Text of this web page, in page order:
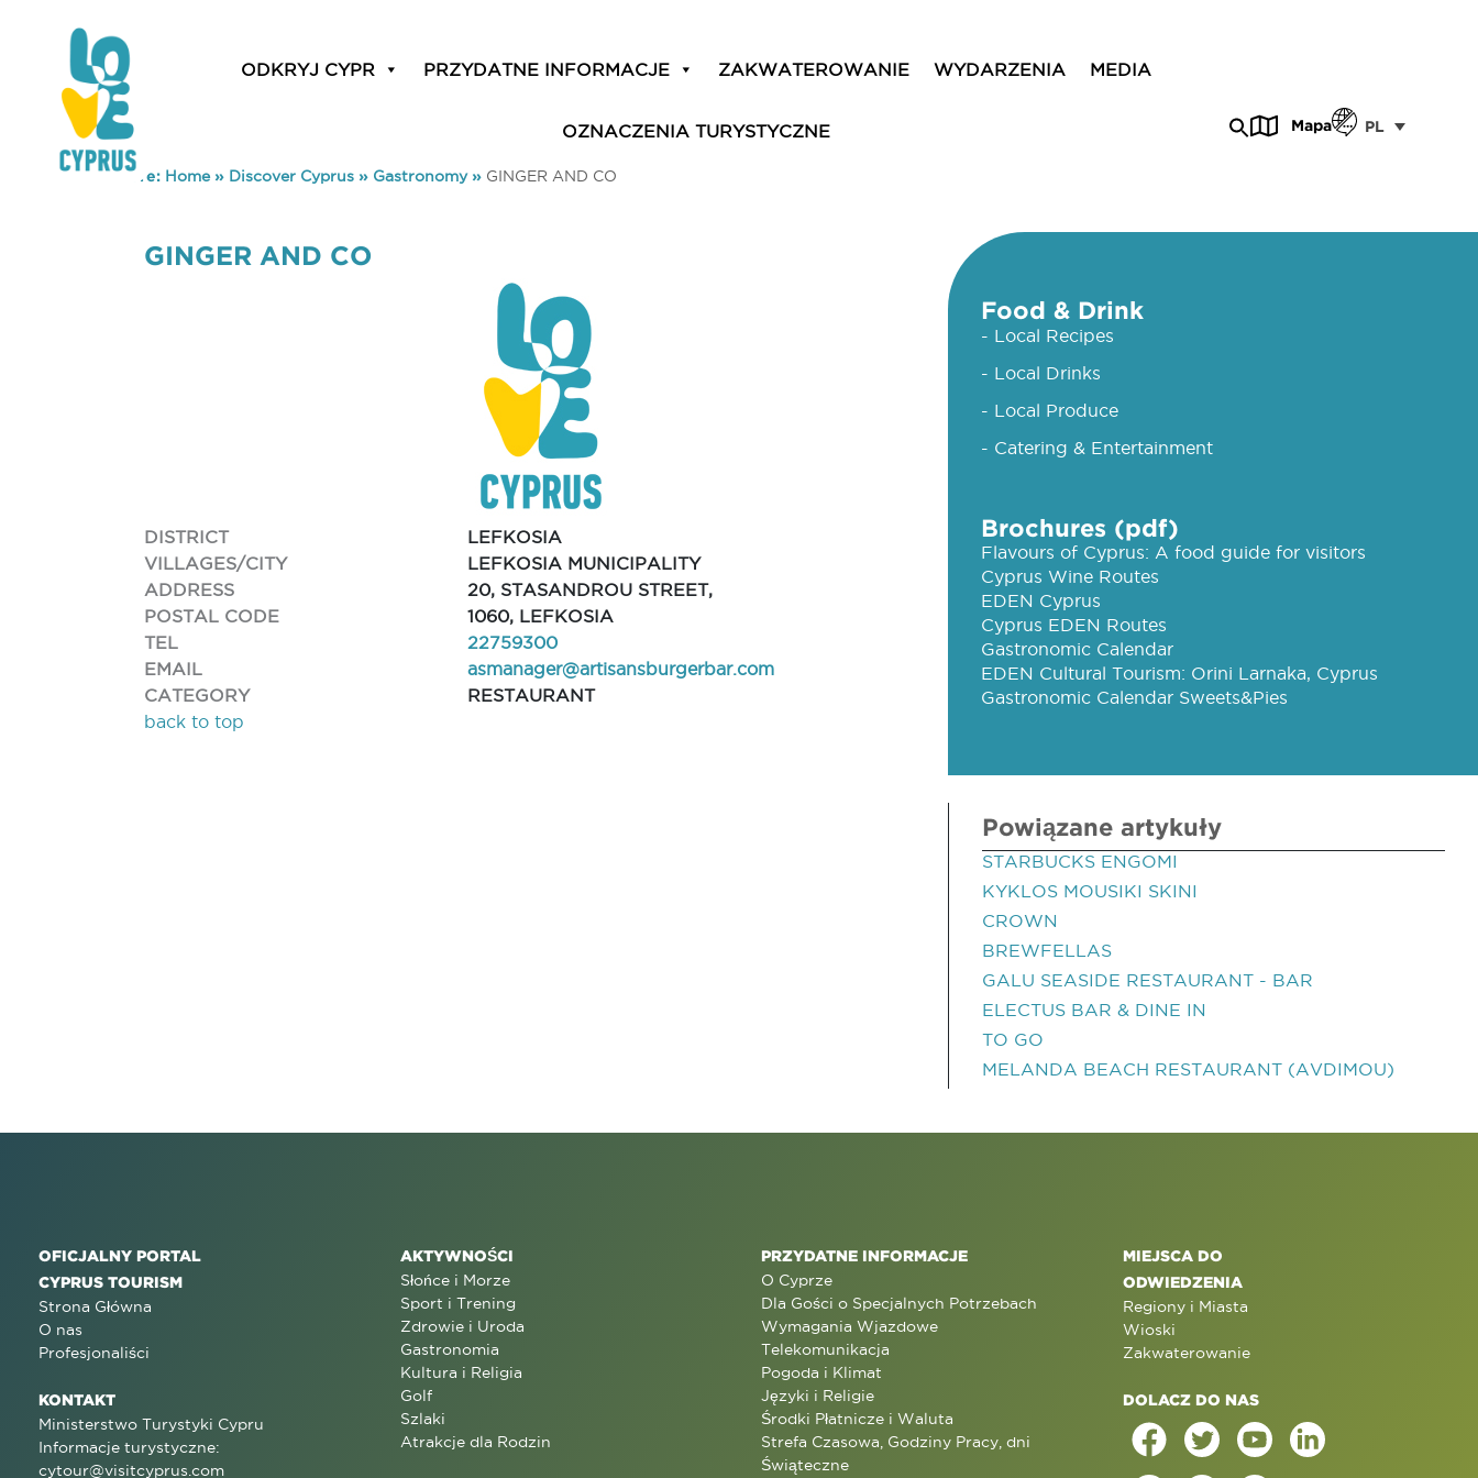
ODKRYJ CYPR PRZYDATNE INFORMACJE ZAKWATEROWANIE WYDARZENIA MEDIA
OZNACZENIA TURYSTYCZNE Mapa PL
You are here: Home» Discover Cyprus » Gastronomy» GINGER AND CO
GINGER AND CO
DISTRICT
LEFKOSIA
VILLAGES/CITY
LEFKOSIA MUNICIPALITY
ADDRESS
20, STASANDROU STREET,
POSTAL CODE
1060, LEFKOSIA
TEL
22759300
EMAIL
asmanager@artisansburgerbar.com
CATEGORY
RESTAURANT
back to top
Food & Drink
- Local Recipes
- Local Drinks
- Local Produce
- Catering & Entertainment
Brochures (pdf)
Flavours of Cyprus: A food guide for visitors
Cyprus Wine Routes
EDEN Cyprus
Cyprus EDEN Routes
Gastronomic Calendar
EDEN Cultural Tourism: Orini Larnaka, Cyprus
Gastronomic Calendar Sweets&Pies
Powiązane artykuły
STARBUCKS ENGOMI
KYKLOS MOUSIKI SKINI
CROWN
BREWFELLAS
GALU SEASIDE RESTAURANT - BAR
ELECTUS BAR & DINE IN
TO GO
MELANDA BEACH RESTAURANT (AVDIMOU)
OFICJALNY PORTAL
CYPRUS TOURISM
Strona Główna
O nas
Profesjonaliści
KONTAKT
Ministerstwo Turystyki Cypru
Informacje turystyczne:
cytour@visitcyprus.com
AKTYWNOŚCI
Słońce i Morze
Sport i Trening
Zdrowie i Uroda
Gastronomia
Kultura i Religia
Golf
Szlaki
Atrakcje dla Rodzin
PRZYDATNE INFORMACJE
O Cyprze
Dla Gości o Specjalnych Potrzebach
Wymagania Wjazdowe
Telekomunikacja
Pogoda i Klimat
Języki i Religie
Środki Płatnicze i Waluta
Strefa Czasowa, Godziny Pracy, dni
Świąteczne
MIEJSCA DO
ODWIEDZENIA
Regiony i Miasta
Wioski
Zakwaterowanie
DOLACZ DO NAS